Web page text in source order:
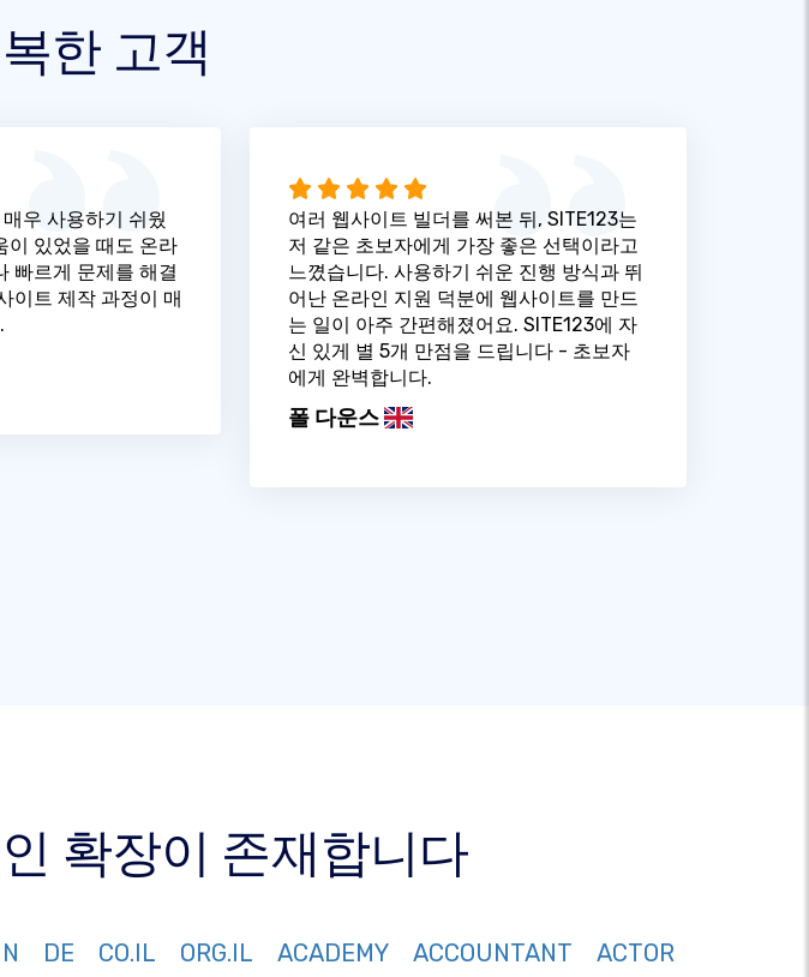
한 고객
우 사용하기 쉬웠
이 있었을 때도 온라
빠르게 문제를 해결
이트 제작 과정이 매
여러 웹사이트 빌더를 써본 뒤, SITE123는
저 같은 초보자에게 가장 좋은 선택이라고
느꼈습니다. 사용하기 쉬운 진행 방식과 뛰
어난 온라인 지원 덕분에 웹사이트를 만드
는 일이 아주 간편해졌어요. SITE123에 자
신 있게 별 5개 만점을 드립니다 - 초보자
에게 완벽합니다.
폴 다운스
확장이 존재합니다
DE CO.IL ORG.IL ACADEMY ACCOUNTANT ACTOR